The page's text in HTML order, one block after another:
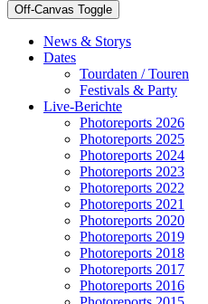
Off-Canvas Toggle
News & Storys
Dates
Tourdaten / Touren
Festivals & Party
Live-Berichte
Photoreports 2026
Photoreports 2025
Photoreports 2024
Photoreports 2023
Photoreports 2022
Photoreports 2021
Photoreports 2020
Photoreports 2019
Photoreports 2018
Photoreports 2017
Photoreports 2016